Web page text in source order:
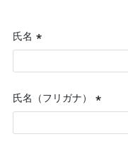
氏名
(必
須)
氏名（フリガナ）
(必
須)